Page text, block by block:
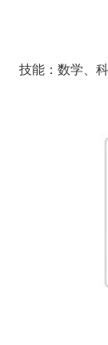
技能：数学、